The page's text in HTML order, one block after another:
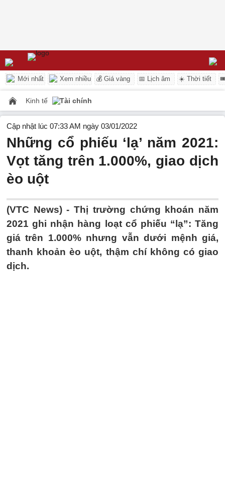
Mới nhất Xem nhiều 💰 Giá vàng 📅 Lịch âm ☀️ Thời tiết
Kinh tế Tài chính
Cập nhật lúc 07:33 AM ngày 03/01/2022
Những cổ phiếu ‘lạ’ năm 2021:
Vọt tăng trên 1.000%, giao dịch
èo uột
(VTC News) -Thị trường chứng khoán năm
2021 ghi nhận hàng loạt cổ phiếu “lạ”: Tăng
giá trên 1.000% nhưng vẫn dưới mệnh giá,
thanh khoản èo uột, thậm chí không có giao
dịch.